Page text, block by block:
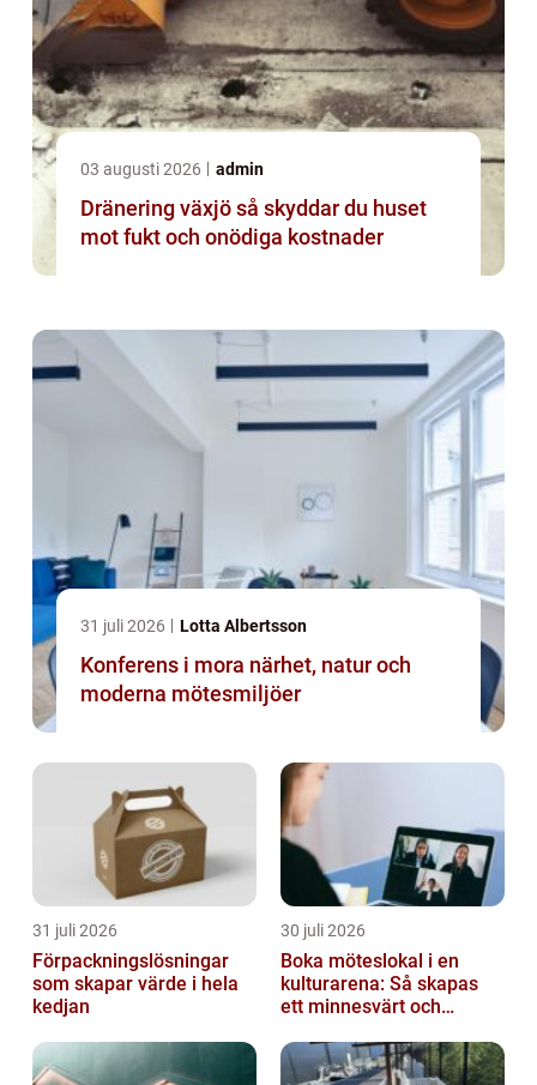
03 augusti 2026 admin
Dränering växjö så skyddar du huset
mot fukt och onödiga kostnader
31 juli 2026 Lotta Albertsson
Konferens i mora närhet, natur och
moderna mötesmiljöer
31 juli 2026
Förpackningslösningar
som skapar värde i hela
kedjan
30 juli 2026
Boka möteslokal i en
kulturarena: Så skapas
ett minnesvärt och